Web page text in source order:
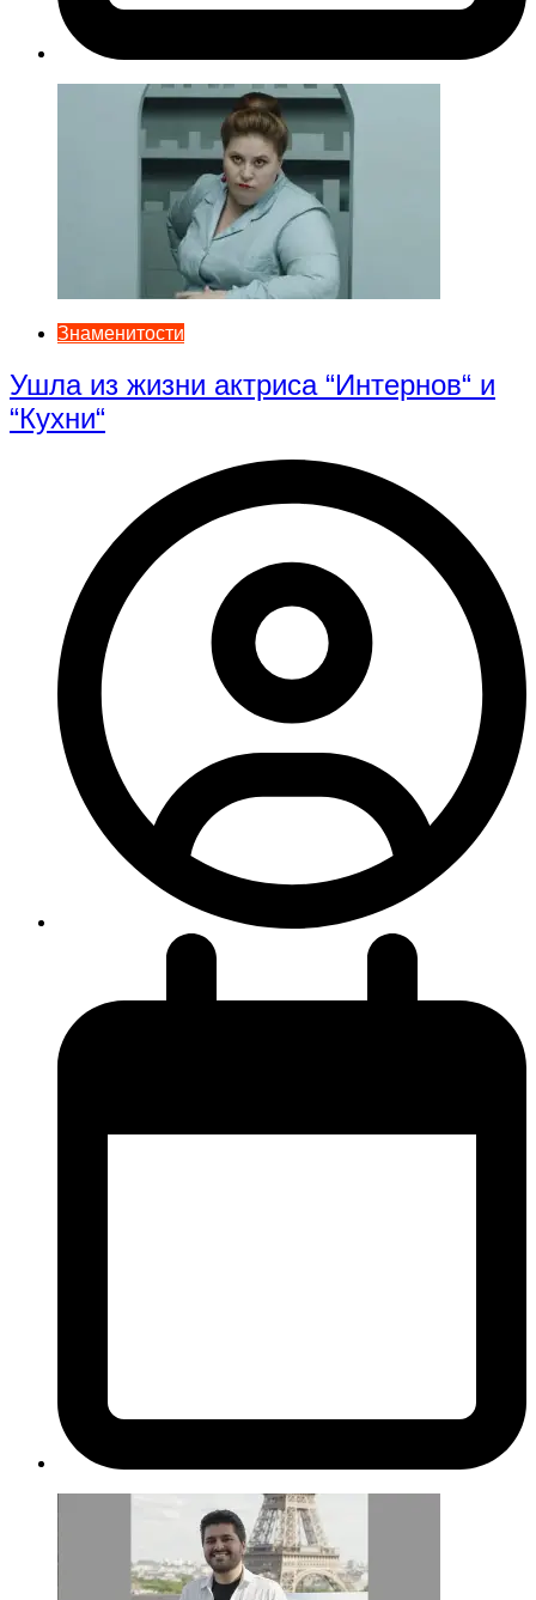
Знаменитости
Ушла из жизни актриса “Интернов“ и
“Кухни“